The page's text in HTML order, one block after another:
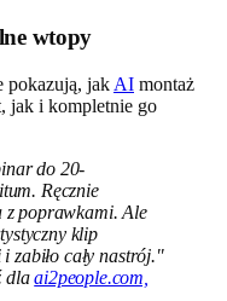
wtopy
pokazują, jak AI montaż
jak i kompletnie go
do 20-
Ręcznie
poprawkami. Ale
klip
zabiło cały nastrój."
dlaai2people.com,